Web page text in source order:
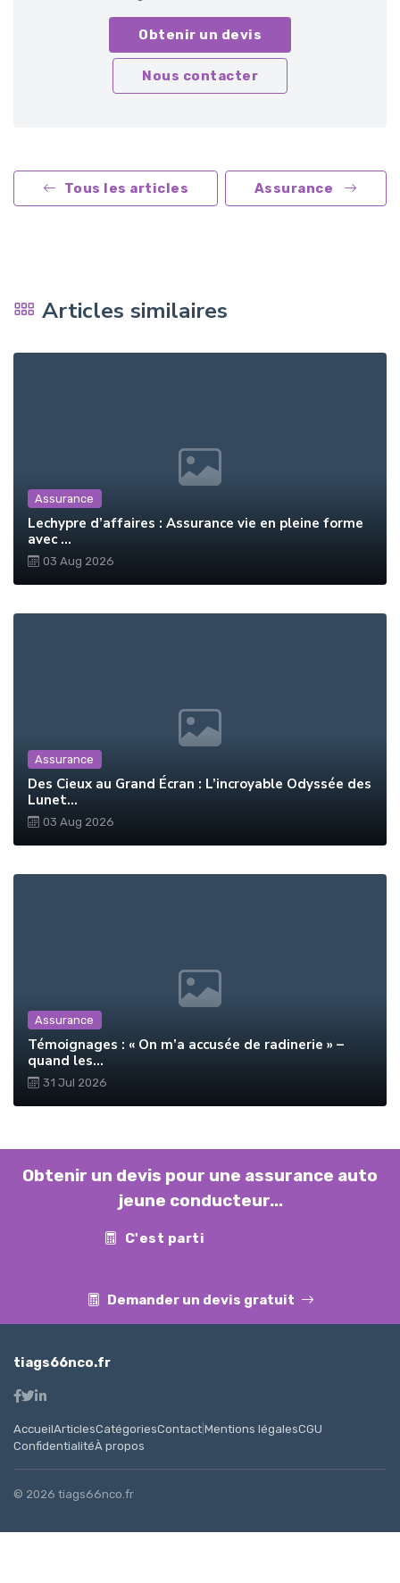
Obtenir un devis
Nous contacter
Tous les articles Assurance
Articles similaires
Assurance
Lechypre d’affaires : Assurance vie en pleine forme
avec ...
03 Aug 2026
Assurance
Des Cieux au Grand Écran : L’incroyable Odyssée des
Lunet...
03 Aug 2026
Assurance
Témoignages : « On m’a accusée de radinerie » –
quand les...
31 Jul 2026
Obtenir un devis pour une assurance auto
jeune conducteur...
C'est parti
Demander un devis gratuit
tiags66nco.fr
AccueilArticlesCatégoriesContact Mentions légalesCGU
ConfidentialitéÀ propos
© 2026 tiags66nco.fr